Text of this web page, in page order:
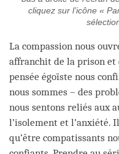
cliquez sur l’icône «
La compassion nous
affranchit de la prison
pensée égoïste nous
nous sommes – des
nous sentons reliés aux
l’isolement et l’anxiété.
qu’être compatissants